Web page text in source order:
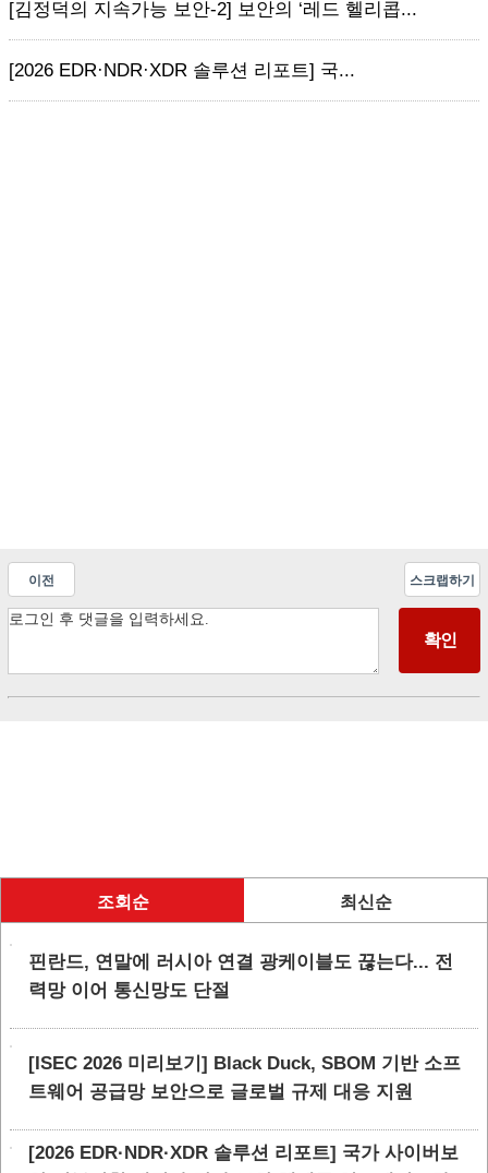
[김정덕의 지속가능 보안-2] 보안의 ‘레드 헬리콥...
[2026 EDR·NDR·XDR 솔루션 리포트] 국...
이전 스크랩하기
조회순 최신순
핀란드, 연말에 러시아 연결 광케이블도 끊는다... 전
력망 이어 통신망도 단절
[ISEC 2026 미리보기] Black Duck, SBOM 기반 소프
트웨어 공급망 보안으로 글로벌 규제 대응 지원
[2026 EDR·NDR·XDR 솔루션 리포트] 국가 사이버보